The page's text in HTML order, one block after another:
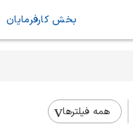
بخش کارفرمایان
همه فیلتر‌ها
بالا استفاده کنید.